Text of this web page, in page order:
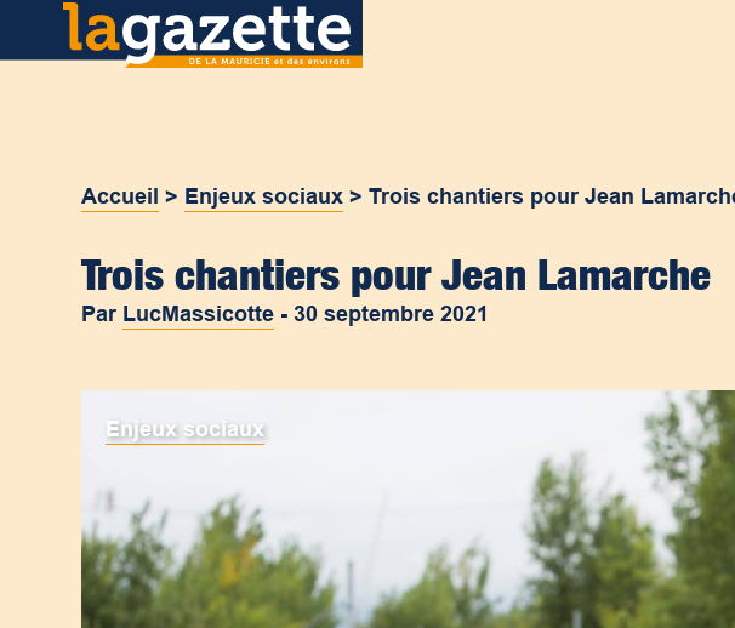
Accueil > Enjeux sociaux >Trois chantiers pour Jean
Trois chantiers pour Jean Lamarche
Par LucMassicotte -30 septembre 2021
Enjeux sociaux